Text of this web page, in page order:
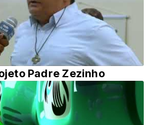
Padre Zezinho